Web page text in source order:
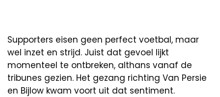
Supporters eisen geen perfect voetbal, maar
wel inzet en strijd. Juist dat gevoel lijkt
momenteel te ontbreken, althans vanaf de
tribunes gezien. Het gezang richting Van Persie
en Bijlow kwam voort uit dat sentiment.